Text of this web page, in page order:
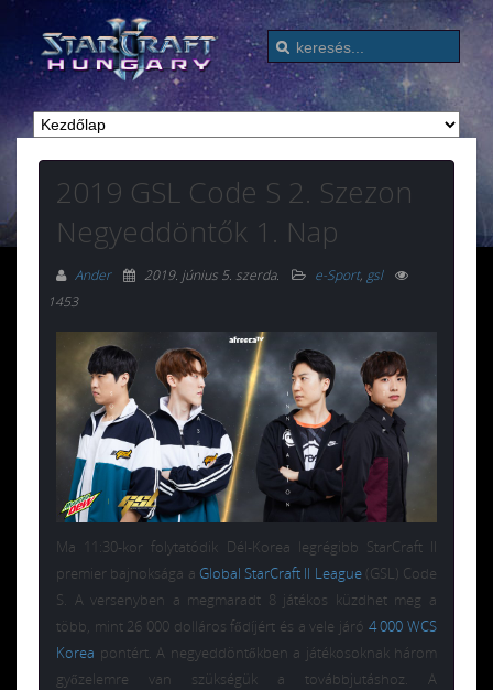
2019 GSL Code S 2. Szezon
Negyeddöntők 1. Nap
Ander 2019. június 5. szerda. e-Sport, gsl
1453
Ma 11:30-kor folytatódik Dél-Korea legrégibb StarCraft II
premier bajnoksága a Global StarCraft II League(GSL) Code
S. A versenyben a megmaradt 8 játékos küzdhet meg a
több, mint 26 000 dolláros fődíjért és a vele járó 4 000 WCS
Korea pontért. A negyeddöntőkben a játékosoknak három
győzelemre van szükségük a továbbjutáshoz. A